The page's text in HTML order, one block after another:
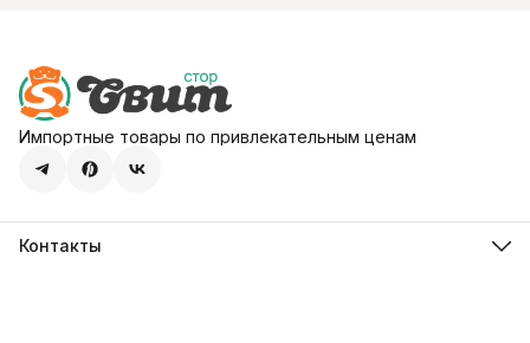
Импортные товары по привлекательным ценам
Контакты